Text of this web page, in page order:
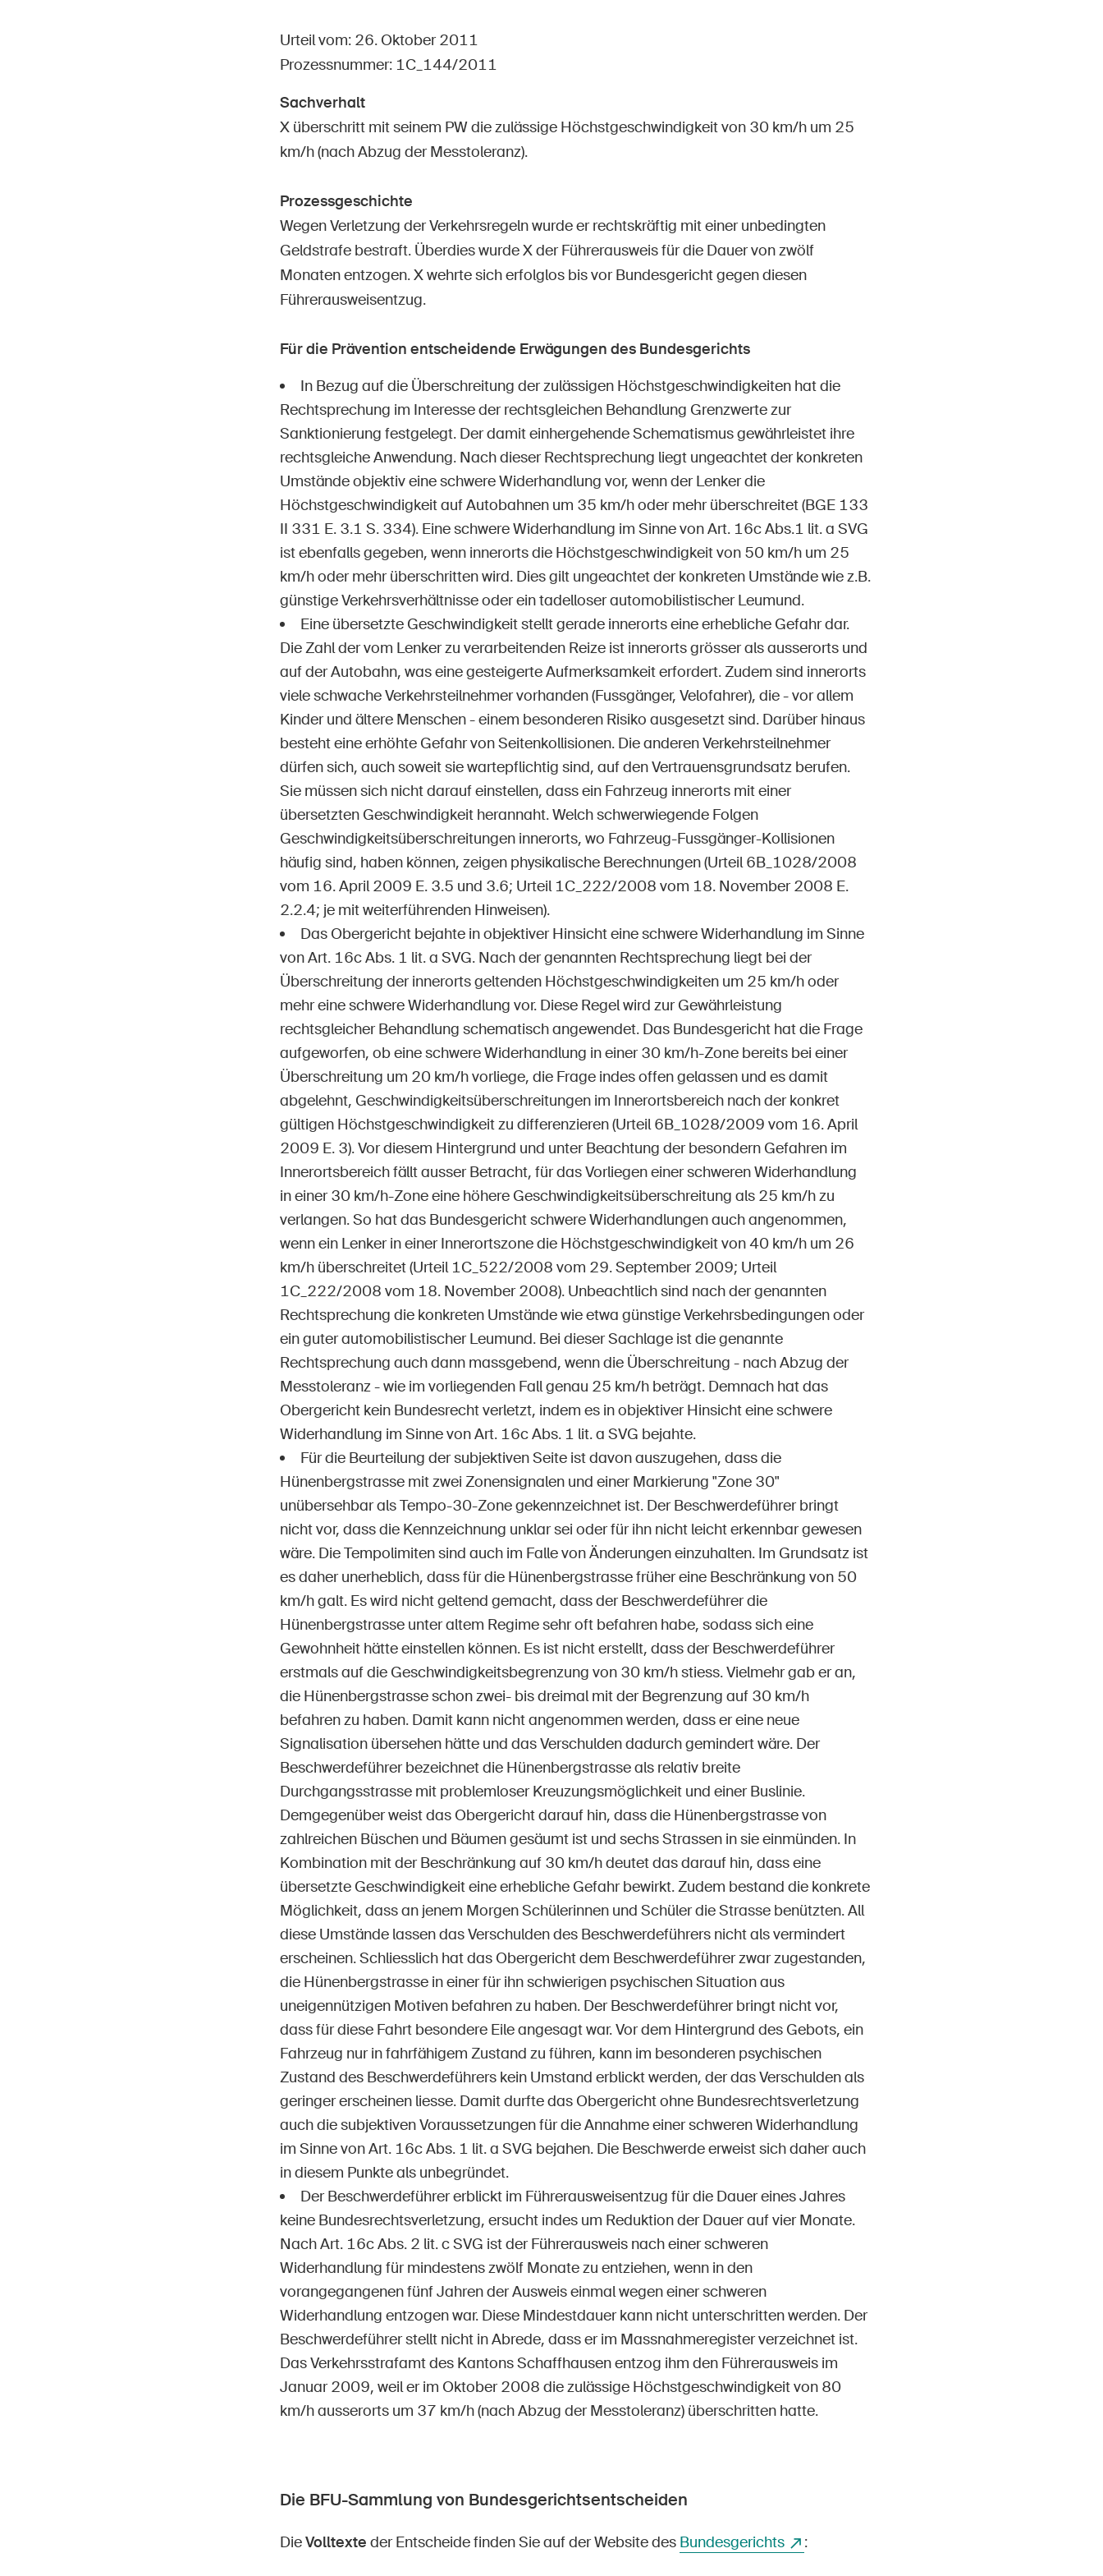
Startseite
Urteil vom: 26. Oktober 2011
Prozessnummer: 1C_144/2011
Sachverhalt
X überschritt mit seinem PW die zulässige Höchstgeschwindigkeit von 30 km/h um 25
km/h (nach Abzug der Messtoleranz).
Prozessgeschichte
Wegen Verletzung der Verkehrsregeln wurde er rechtskräftig mit einer unbedingten
Geldstrafe bestraft. Überdies wurde X der Führerausweis für die Dauer von zwölf
Monaten entzogen. X wehrte sich erfolglos bis vor Bundesgericht gegen diesen
Führerausweisentzug.
Für die Prävention entscheidende Erwägungen des Bundesgerichts
In Bezug auf die Überschreitung der zulässigen Höchstgeschwindigkeiten hat die
Rechtsprechung im Interesse der rechtsgleichen Behandlung Grenzwerte zur
Sanktionierung festgelegt. Der damit einhergehende Schematismus gewährleistet ihre
rechtsgleiche Anwendung. Nach dieser Rechtsprechung liegt ungeachtet der konkreten
Umstände objektiv eine schwere Widerhandlung vor, wenn der Lenker die
Höchstgeschwindigkeit auf Autobahnen um 35 km/h oder mehr überschreitet (BGE 133
II 331 E. 3.1 S. 334). Eine schwere Widerhandlung im Sinne von Art. 16c Abs.1 lit. a SVG
ist ebenfalls gegeben, wenn innerorts die Höchstgeschwindigkeit von 50 km/h um 25
km/h oder mehr überschritten wird. Dies gilt ungeachtet der konkreten Umstände wie z.B.
günstige Verkehrsverhältnisse oder ein tadelloser automobilistischer Leumund.
Eine übersetzte Geschwindigkeit stellt gerade innerorts eine erhebliche Gefahr dar.
Die Zahl der vom Lenker zu verarbeitenden Reize ist innerorts grösser als ausserorts und
auf der Autobahn, was eine gesteigerte Aufmerksamkeit erfordert. Zudem sind innerorts
viele schwache Verkehrsteilnehmer vorhanden (Fussgänger, Velofahrer), die - vor allem
Kinder und ältere Menschen - einem besonderen Risiko ausgesetzt sind. Darüber hinaus
besteht eine erhöhte Gefahr von Seitenkollisionen. Die anderen Verkehrsteilnehmer
dürfen sich, auch soweit sie wartepflichtig sind, auf den Vertrauensgrundsatz berufen.
Sie müssen sich nicht darauf einstellen, dass ein Fahrzeug innerorts mit einer
übersetzten Geschwindigkeit herannaht. Welch schwerwiegende Folgen
Geschwindigkeitsüberschreitungen innerorts, wo Fahrzeug-Fussgänger-Kollisionen
häufig sind, haben können, zeigen physikalische Berechnungen (Urteil 6B_1028/2008
vom 16. April 2009 E. 3.5 und 3.6; Urteil 1C_222/2008 vom 18. November 2008 E.
2.2.4; je mit weiterführenden Hinweisen).
Das Obergericht bejahte in objektiver Hinsicht eine schwere Widerhandlung im Sinne
von Art. 16c Abs. 1 lit. a SVG. Nach der genannten Rechtsprechung liegt bei der
Überschreitung der innerorts geltenden Höchstgeschwindigkeiten um 25 km/h oder
mehr eine schwere Widerhandlung vor. Diese Regel wird zur Gewährleistung
rechtsgleicher Behandlung schematisch angewendet. Das Bundesgericht hat die Frage
aufgeworfen, ob eine schwere Widerhandlung in einer 30 km/h-Zone bereits bei einer
Überschreitung um 20 km/h vorliege, die Frage indes offen gelassen und es damit
abgelehnt, Geschwindigkeitsüberschreitungen im Innerortsbereich nach der konkret
gültigen Höchstgeschwindigkeit zu differenzieren (Urteil 6B_1028/2009 vom 16. April
2009 E. 3). Vor diesem Hintergrund und unter Beachtung der besondern Gefahren im
Innerortsbereich fällt ausser Betracht, für das Vorliegen einer schweren Widerhandlung
in einer 30 km/h-Zone eine höhere Geschwindigkeitsüberschreitung als 25 km/h zu
verlangen. So hat das Bundesgericht schwere Widerhandlungen auch angenommen,
wenn ein Lenker in einer Innerortszone die Höchstgeschwindigkeit von 40 km/h um 26
km/h überschreitet (Urteil 1C_522/2008 vom 29. September 2009; Urteil
1C_222/2008 vom 18. November 2008). Unbeachtlich sind nach der genannten
Rechtsprechung die konkreten Umstände wie etwa günstige Verkehrsbedingungen oder
ein guter automobilistischer Leumund. Bei dieser Sachlage ist die genannte
Rechtsprechung auch dann massgebend, wenn die Überschreitung - nach Abzug der
Messtoleranz - wie im vorliegenden Fall genau 25 km/h beträgt. Demnach hat das
Obergericht kein Bundesrecht verletzt, indem es in objektiver Hinsicht eine schwere
Widerhandlung im Sinne von Art. 16c Abs. 1 lit. a SVG bejahte.
Für die Beurteilung der subjektiven Seite ist davon auszugehen, dass die
Hünenbergstrasse mit zwei Zonensignalen und einer Markierung "Zone 30"
unübersehbar als Tempo-30-Zone gekennzeichnet ist. Der Beschwerdeführer bringt
nicht vor, dass die Kennzeichnung unklar sei oder für ihn nicht leicht erkennbar gewesen
wäre. Die Tempolimiten sind auch im Falle von Änderungen einzuhalten. Im Grundsatz ist
es daher unerheblich, dass für die Hünenbergstrasse früher eine Beschränkung von 50
km/h galt. Es wird nicht geltend gemacht, dass der Beschwerdeführer die
Hünenbergstrasse unter altem Regime sehr oft befahren habe, sodass sich eine
Gewohnheit hätte einstellen können. Es ist nicht erstellt, dass der Beschwerdeführer
erstmals auf die Geschwindigkeitsbegrenzung von 30 km/h stiess. Vielmehr gab er an,
die Hünenbergstrasse schon zwei- bis dreimal mit der Begrenzung auf 30 km/h
befahren zu haben. Damit kann nicht angenommen werden, dass er eine neue
Signalisation übersehen hätte und das Verschulden dadurch gemindert wäre. Der
Beschwerdeführer bezeichnet die Hünenbergstrasse als relativ breite
Durchgangsstrasse mit problemloser Kreuzungsmöglichkeit und einer Buslinie.
Demgegenüber weist das Obergericht darauf hin, dass die Hünenbergstrasse von
zahlreichen Büschen und Bäumen gesäumt ist und sechs Strassen in sie einmünden. In
Kombination mit der Beschränkung auf 30 km/h deutet das darauf hin, dass eine
übersetzte Geschwindigkeit eine erhebliche Gefahr bewirkt. Zudem bestand die konkrete
Möglichkeit, dass an jenem Morgen Schülerinnen und Schüler die Strasse benützten. All
diese Umstände lassen das Verschulden des Beschwerdeführers nicht als vermindert
erscheinen. Schliesslich hat das Obergericht dem Beschwerdeführer zwar zugestanden,
die Hünenbergstrasse in einer für ihn schwierigen psychischen Situation aus
uneigennützigen Motiven befahren zu haben. Der Beschwerdeführer bringt nicht vor,
dass für diese Fahrt besondere Eile angesagt war. Vor dem Hintergrund des Gebots, ein
Fahrzeug nur in fahrfähigem Zustand zu führen, kann im besonderen psychischen
Zustand des Beschwerdeführers kein Umstand erblickt werden, der das Verschulden als
geringer erscheinen liesse. Damit durfte das Obergericht ohne Bundesrechtsverletzung
auch die subjektiven Voraussetzungen für die Annahme einer schweren Widerhandlung
im Sinne von Art. 16c Abs. 1 lit. a SVG bejahen. Die Beschwerde erweist sich daher auch
in diesem Punkte als unbegründet.
Der Beschwerdeführer erblickt im Führerausweisentzug für die Dauer eines Jahres
keine Bundesrechtsverletzung, ersucht indes um Reduktion der Dauer auf vier Monate.
Nach Art. 16c Abs. 2 lit. c SVG ist der Führerausweis nach einer schweren
Widerhandlung für mindestens zwölf Monate zu entziehen, wenn in den
vorangegangenen fünf Jahren der Ausweis einmal wegen einer schweren
Widerhandlung entzogen war. Diese Mindestdauer kann nicht unterschritten werden. Der
Beschwerdeführer stellt nicht in Abrede, dass er im Massnahmeregister verzeichnet ist.
Das Verkehrsstrafamt des Kantons Schaffhausen entzog ihm den Führerausweis im
Januar 2009, weil er im Oktober 2008 die zulässige Höchstgeschwindigkeit von 80
km/h ausserorts um 37 km/h (nach Abzug der Messtoleranz) überschritten hatte.
Die BFU-Sammlung von Bundesgerichtsentscheiden
DieVolltexte der Entscheide finden Sie auf der Website des Bundesgerichts :